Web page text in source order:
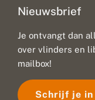
Nieuwsbrief
Je ontvangt dan
over vlinders en
mailbox!
Schrijf je in